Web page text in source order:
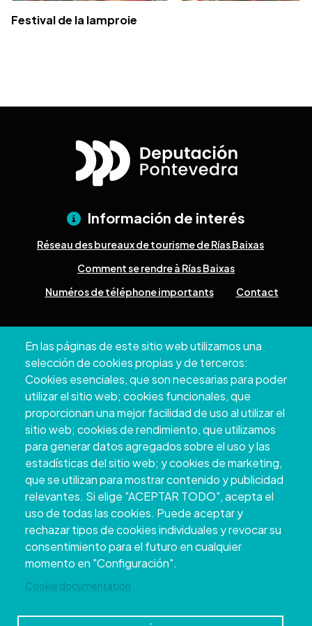
Festival de la lamproie
En las páginas de este sitio web utilizamos una
selección de cookies propias y de terceros:
Cookies esenciales, que son necesarias para poder
utilizar el sitio web; cookies funcionales, que
proporcionan una mejor facilidad de uso al utilizar el
sitio web; cookies de rendimiento, que utilizamos
para generar datos agregados sobre el uso y las
estadísticas del sitio web; y cookies de marketing,
que se utilizan para mostrar contenido y publicidad
relevantes. Si elige "ACEPTAR TODO", acepta el
uso de todas las cookies. Puede aceptar y
rechazar tipos de cookies individuales y revocar su
consentimiento para el futuro en cualquier
momento en "Configuración".
Cookie documentation
Información de interés
Réseau des bureaux de tourisme de Rías Baixas
Comment se rendre à Rías Baixas
Numéros de téléphone importants
Contact
Pontevedra
+34 986 804 100 | +34 986 804 124
Copyright © 2026. Conseil provincial de
Pontevedra.Tous droits réservés